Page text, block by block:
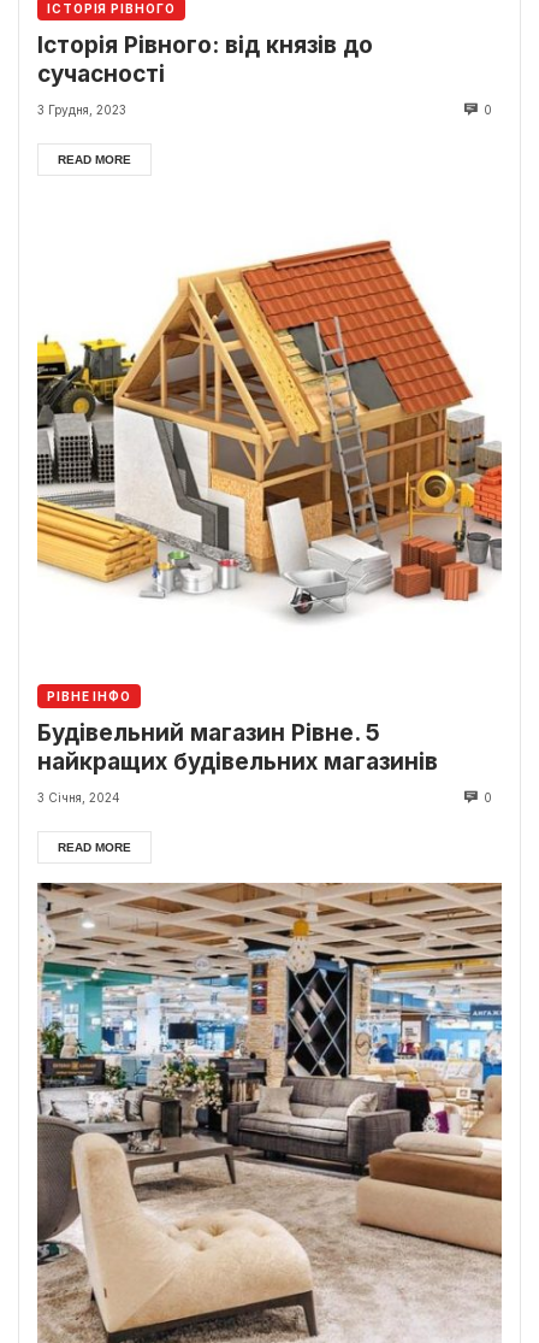
ІСТОРІЯ РІВНОГО
Історія Рівного: від князів до
сучасності
3 Грудня, 2023 0
READ MORE
РІВНЕ ІНФО
Будівельний магазин Рівне. 5
найкращих будівельних магазинів
3 Січня, 2024 0
READ MORE